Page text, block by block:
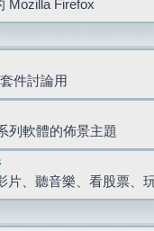
Mozilla Firefox
件討論用
列軟體的佈景主題
片、聽音樂、看股票、